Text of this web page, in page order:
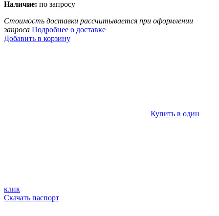
Наличие: по запросу
Стоимость доставки рассчитывается при оформлении
запроса Подробнее о доставке
Добавить в корзину
Купить в один
клик
Скачать паспорт